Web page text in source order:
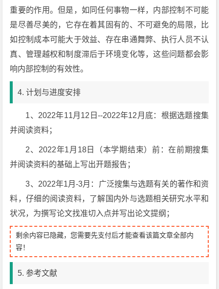
重要的作用。但是，如同任何事物一样，内部控制不可能
是尽善尽美的，它存在着其固有的、不可避免的局限，比
如控制成本可能大于效益、存在串通舞弊、执行人员不认
真、管理越权和制度滞后于环境变化等，这些问题都会影
响内部控制的有效性。
4. 计划与进度安排
1、2022年11月12日--2022年12月底：根据选题搜集
并阅读资料；
2、2022年1月18日（本学期结束）前：在前期搜集
并阅读资料的基础上写出开题报告；
3、2022年1月-3月：广泛搜集与选题有关的著作和资
料，仔细的阅读资料，了解国内外与选题相关研究水平和
状况，为撰写论文找准切入点并写出论文提纲；
剩余内容已隐藏，您需要先支付后才能查看该篇文章全部内
容！
5. 参考文献